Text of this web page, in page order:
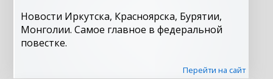
Новости Иркутска, Красноярска, Бурятии,
Монголии. Самое главное в федеральной
повестке.
Перейти на сайт